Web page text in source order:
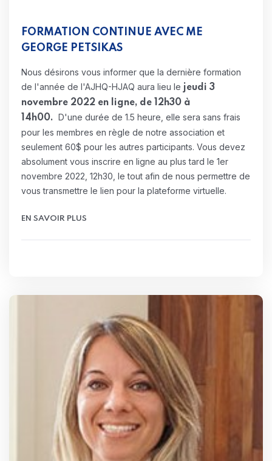
FORMATION CONTINUE AVEC ME
GEORGE PETSIKAS
Nous désirons vous informer que la dernière formation
de l'année de l'AJHQ-HJAQ aura lieu le jeudi 3
novembre 2022 en ligne, de 12h30 à
14h00. D'une durée de 1.5 heure, elle sera sans frais
pour les membres en règle de notre association et
seulement 60$ pour les autres participants. Vous devez
absolument vous inscrire en ligne au plus tard le 1er
novembre 2022, 12h30, le tout afin de nous permettre de
vous transmettre le lien pour la plateforme virtuelle.
EN SAVOIR PLUS